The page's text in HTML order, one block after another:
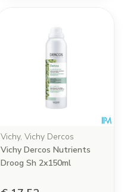
Vichy, Vichy Dercos
Vichy Dercos Nutrients
Droog Sh 2x150ml